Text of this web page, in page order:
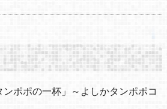
ンポポの一杯」～よしかタンポポコ